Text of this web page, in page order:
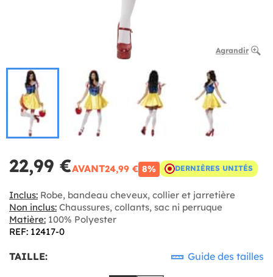
Agrandir
22,99 €AVANT24,99 € 8% DERNIÈRES UNITÉS
Inclus: Robe, bandeau cheveux, collier et jarretière
Non inclus: Chaussures, collants, sac ni perruque
Matière: 100% Polyester
REF: 12417-0
TAILLE: Guide des tailles